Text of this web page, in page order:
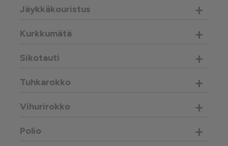
Jäykkäkouristus +
Kurkkumätä +
Sikotauti +
Tuhkarokko +
Vihurirokko +
Polio +